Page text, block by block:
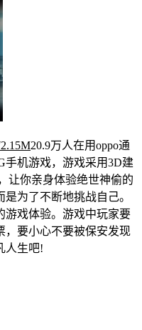
20.9万人在用oppo通
手机游戏，游戏采用3D建
让你亲身体验绝世神偷的
为了不断地挑战自己。
游戏体验。游戏中玩家要
，要小心不要被保安发现
人生吧!